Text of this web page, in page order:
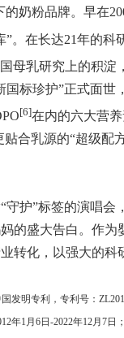
奶粉品牌。早在
。在长达21年的科
母乳研究上的积
国标珍护”正式面
[6]在内的六大营
合乳源的“超级配
护”标签的演唱
的盛大告白。作
转化，以强大的
发明专利，专利号：
年1月6日-2022年12月7